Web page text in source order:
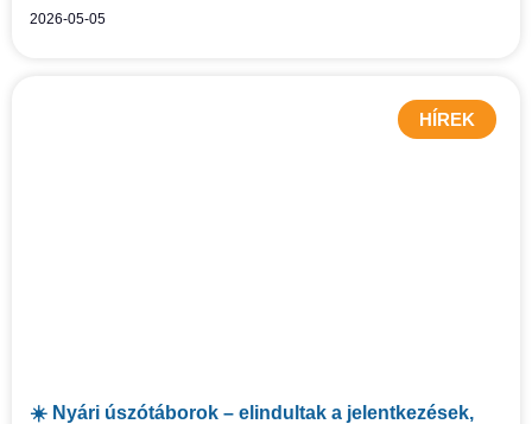
2026-05-05
HÍREK
☀️ Nyári úszótáborok – elindultak a jelentkezések,